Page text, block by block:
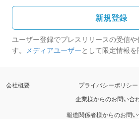
新規登録
ユーザー登録でプレスリリースの受信
す。 メディアユーザーとして限定情報を
会社概要 プライバシーポリシー
企業様からのお問い合
報道関係者様からのお問